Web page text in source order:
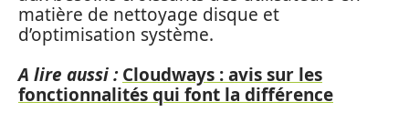
matière de nettoyage disque et
d’optimisation système.
A lire aussi : Cloudways : avis sur les
fonctionnalités qui font la différence